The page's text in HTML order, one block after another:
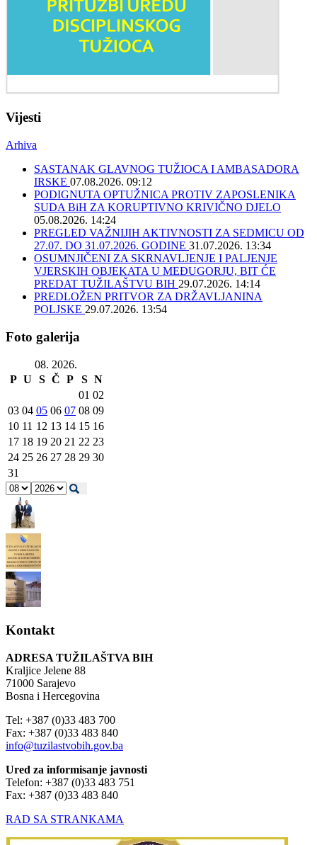
Vijesti
Arhiva
SASTANAK GLAVNOG TUŽIOCA I AMBASADORA
IRSKE 07.08.2026. 09:12
PODIGNUTA OPTUŽNICA PROTIV ZAPOSLENIKA
SUDA BiH ZA KORUPTIVNO KRIVIČNO DJELO
05.08.2026. 14:24
PREGLED VAŽNIJIH AKTIVNOSTI ZA SEDMICU OD
27.07. DO 31.07.2026. GODINE 31.07.2026. 13:34
OSUMNJIČENI ZA SKRNAVLJENJE I PALJENJE
VJERSKIH OBJEKATA U MEĐUGORJU, BIT ĆE
PREDAT TUŽILAŠTVU BIH 29.07.2026. 14:14
PREDLOŽEN PRITVOR ZA DRŽAVLJANINA
POLJSKE 29.07.2026. 13:54
Foto galerija
08. 2026.
P U S Č P S N
01 02
03 04 05 06 07 08 09
10 11 12 13 14 15 16
17 18 19 20 21 22 23
24 25 26 27 28 29 30
31
Kontakt
ADRESA TUŽILAŠTVA BIH
Kraljice Jelene 88
71000 Sarajevo
Bosna i Hercegovina
Tel: +387 (0)33 483 700
Fax: +387 (0)33 483 840
info@tuzilastvobih.gov.ba
Ured za informisanje javnosti
Telefon: +387 (0)33 483 751
Fax: +387 (0)33 483 840
RAD SA STRANKAMA